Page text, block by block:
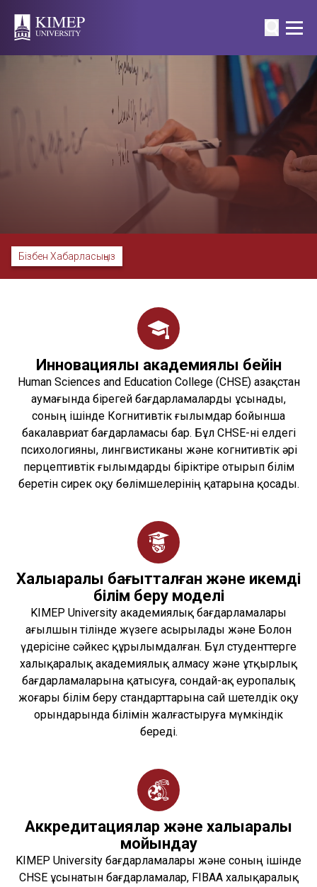
Бізбен Хабарласыңыз
Инновациялық академиялық бейін
Human Sciences and Education College (CHSE) Қазақстан
аумағында бірегей бағдарламаларды ұсынады,
соның ішінде Когнитивтік ғылымдар бойынша
бакалавриат бағдарламасы бар. Бұл CHSE-ні елдегі
психологияны, лингвистиканы және когнитивтік әрі
перцептивтік ғылымдарды біріктіре отырып білім
беретін сирек оқу бөлімшелерінің қатарына қосады.
Халықаралық бағытталған және икемді
білім беру моделі
KIMEP University академиялық бағдарламалары
ағылшын тілінде жүзеге асырылады және Болон
үдерісіне сәйкес құрылымдалған. Бұл студенттерге
халықаралық академиялық алмасу және ұтқырлық
бағдарламаларына қатысуға, сондай-ақ еуропалық
жоғары білім беру стандарттарына сай шетелдік оқу
орындарында білімін жалғастыруға мүмкіндік
береді.
Аккредитациялар және халықаралық
мойындау
KIMEP University бағдарламалары және соның ішінде
CHSE ұсынатын бағдарламалар, FIBAA халықаралық